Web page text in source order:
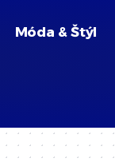
Móda & Štýl